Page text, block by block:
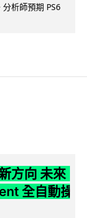
析師預期 PS6
方向 未來
全自動操